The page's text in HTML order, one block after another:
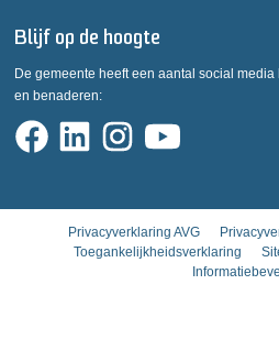
Blijf op de hoogte
De gemeente heeft een aantal social
en benaderen:
Privacyverklaring AVG
Toegankelijkheidsverklaring